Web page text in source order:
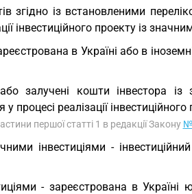
згідно із встановленими
інвестиційного проекту із
в Україні або в
залучені кошти інвестора
процесі реалізації
першої статті 1 в редакції Закону №
інвестиціями -
- зареєстрована в